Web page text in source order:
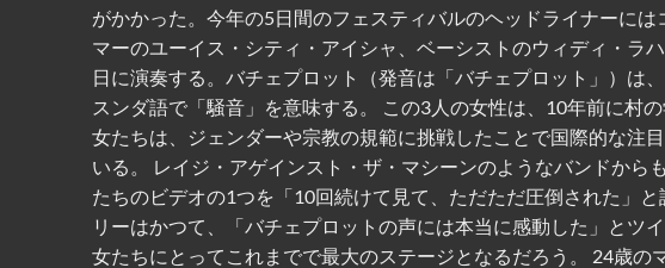
がかかった。今年の5日間のフェスティバルのヘッドライナーに
マーのユーイス・シティ・アイシャ、ベーシストのウィディ・ラ
日に演奏する。バチェプロット（発音は「バチェプロット」）は
スンダ語で「騒音」を意味する。 この3人の女性は、10年前に村
女たちは、ジェンダーや宗教の規範に挑戦したことで国際的な注
いる。 レイジ・アゲインスト・ザ・マシーンのようなバンドか
たちのビデオの1つを「10回続けて見て、ただただ圧倒された」
リーはかつて、「バチェプロットの声には本当に感動した」とツ
女たちにとってこれまでで最大のステージとなるだろう。 24歳